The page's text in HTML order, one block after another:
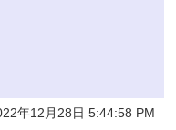
年12月28日 5:44:58 PM